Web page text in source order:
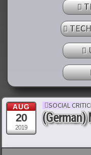
AUG
20
2019
SOCIAL
(German)